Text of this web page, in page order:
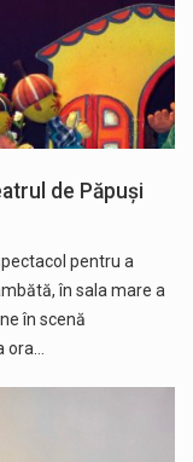
de Păpuși
pentru a
în sala mare a
în scenă